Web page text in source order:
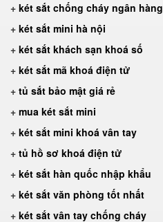
+ két sắt chống cháy ngân hàng
+ két sắt mini hà nội
+ két sắt khách sạn khoá số
+ két sắt mã khoá điện tử
+ tủ sắt bảo mật giá rẻ
+ mua két sắt mini
+ két sắt mini khoá vân tay
+ tủ hồ sơ khoá điện tử
+ két sắt hàn quốc nhập khẩu
+ két sắt văn phòng tốt nhất
+ két sắt vân tay chống cháy